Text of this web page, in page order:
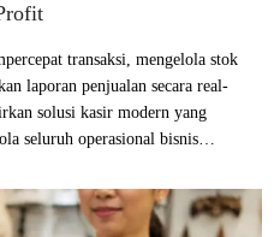
transaksi, mengelola stok
laporan penjualan secara real-
solusi kasir modern yang
seluruh operasional bisnis…